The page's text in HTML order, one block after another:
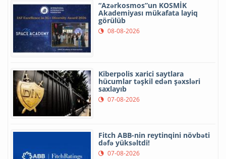
“Azərkosmos”un KOSMİK
Akademiyası mükafata layiq
görülüb
08-08-2026
Kiberpolis xarici saytlara
hücumlar təşkil edən şəxsləri
saxlayıb
07-08-2026
Fitch ABB-nin reytinqini növbəti
dəfə yüksəltdi!
07-08-2026